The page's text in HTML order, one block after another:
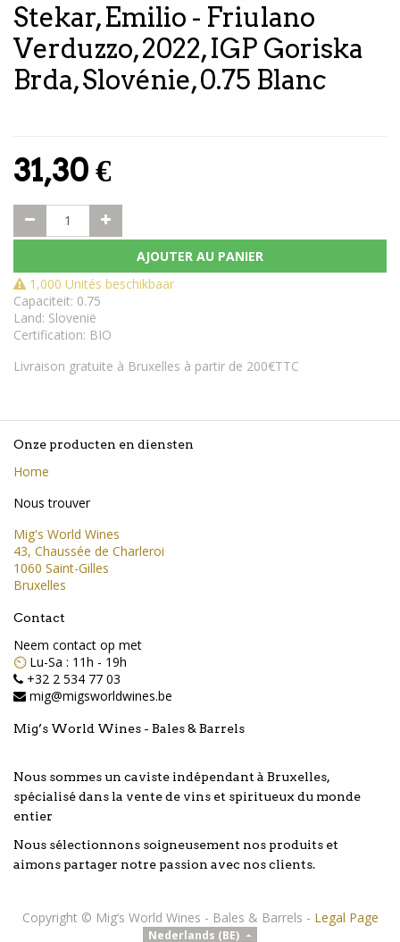
Stekar, Emilio - Friulano
Verduzzo, 2022, IGP Goriska
Brda, Slovénie, 0.75 Blanc
31,30€
AJOUTER AU PANIER
1,000 Unités beschikbaar
Capaciteit: 0.75
Land: Slovenië
Certification: BIO
Livraison gratuite à Bruxelles à partir de 200€TTC
Onze producten en diensten
Home
Nous trouver
Mig's World Wines
43, Chaussée de Charleroi
1060 Saint-Gilles
Bruxelles
Contact
Neem contact op met
⏲️ Lu-Sa : 11h - 19h
+32 2 534 77 03
mig@migsworldwines.be
Mig’s World Wines - Bales & Barrels
Nous sommes un caviste indépendant à Bruxelles,
spécialisé dans la vente de vins et spiritueux du monde
entier
Nous sélectionnons soigneusement nos produits et
aimons partager notre passion avec nos clients.
Copyright © Mig’s World Wines - Bales & Barrels - Legal Page
Nederlands (BE)